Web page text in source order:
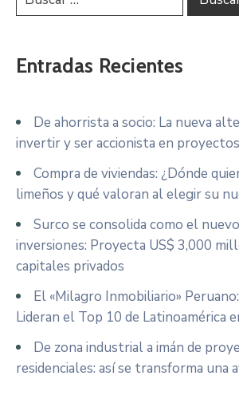
Entradas Recientes
De ahorrista a socio: La nueva
invertir y ser accionista en
Compra de viviendas: ¿Dónde
limeños y qué valoran al elegir su
Surco se consolida como el
inversiones: Proyecta US$ 3,000
capitales privados
El «Milagro Inmobiliario»
Lideran el Top 10 de Latinoamérica
De zona industrial a imán de
residenciales: así se transforma una